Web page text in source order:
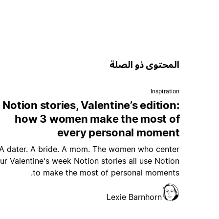
المحتوى ذو الصلة
Inspiration
Notion stories, Valentine’s edition:
how 3 women make the most of
every personal moment
dater. A bride. A mom. The women who center
Valentine's week Notion stories all use Notion
to make the most of personal moments.
Lexie Barnhorn